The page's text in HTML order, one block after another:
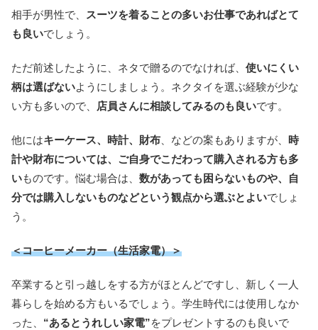
相手が男性で、
スーツを着ることの多いお仕事であればとて
も良いでしょう。
ただ前述したように、ネタで贈るのでなければ、 使いにくい
柄は選ばないようにしましょう。ネクタイを選ぶ経験が少な
い方も多いので、
店員さんに相談してみるのも良いです。
他にはキーケース、時計、財布 、などの案もありますが、 時
計や財布については、ご自身でこだわって購入される方も多
いものです。悩む場合は、 数があっても困らないものや、自
分では購入しないものなどという観点から選ぶとよいでしょ
う。
＜コーヒーメーカー（生活家電）＞
卒業すると引っ越しをする方がほとんどですし、新しく一人
暮らしを始める方もいるでしょう。学生時代には使用しなか
った、 “あるとうれしい家電”をプレゼントするのも良いで